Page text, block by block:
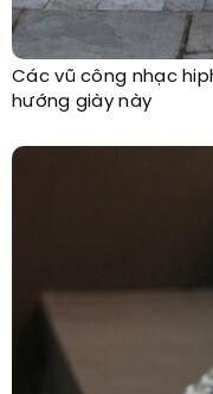
Các vũ công nhạc
hướng giày này